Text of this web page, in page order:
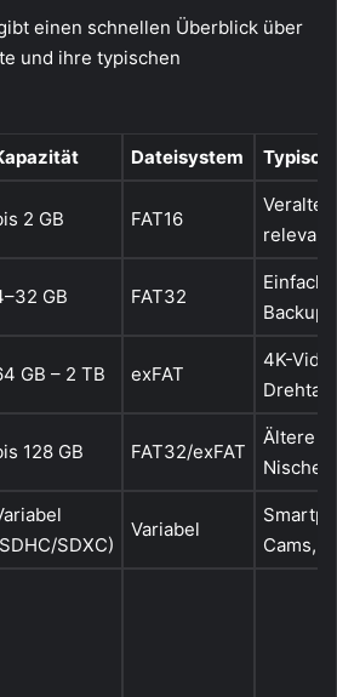
einen schnellen Überblick über
und ihre typischen
Dateisystem
2 GB FAT16
relevant
GB FAT32
GB – 2 TB exFAT
4K-
128 GB FAT32/exFAT
Ältere
SDXC)
Variabel
Cams,